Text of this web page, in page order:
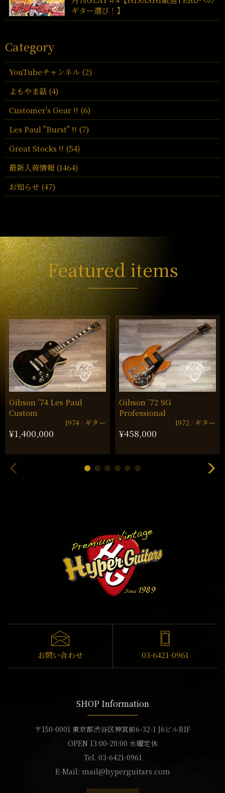
ギター選び！】
Category
YouTubeチャンネル (2)
よもやま話 (4)
Customer's Gear !! (6)
Les Paul "Burst" !! (7)
Great Stocks !! (54)
最新入荷情報 (1464)
お知らせ (47)
Featured items
Gibson ’74 Les Paul
Custom
1974 ギター
¥1,400,000
Gibson ’72 SG
Professional
1972 ギター
¥458,000
お問い合わせ 03-6421-0961
SHOP Information
〒150-0001 東京都渋谷区神宮前6-32-1 J6ビルB1F
OPEN 13:00-20:00 水曜定休
Tel. 03-6421-0961
E-Mail: mail@hyperguitars.com